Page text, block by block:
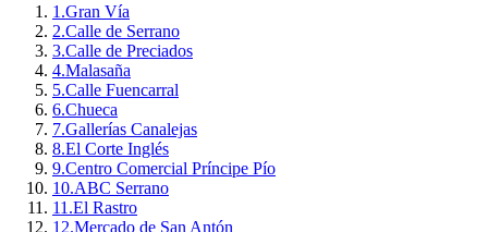
1 .Gran Vía
2.Calle de Serrano
3.Calle de Preciados
4.Malasaña
5.Calle Fuencarral
6.Chueca
7.Gallerías Canalejas
8.El Corte Inglés
9.Centro Comercial Príncipe Pío
10.ABC Serrano
11 .El Rastro
12.Mercado de San Antón